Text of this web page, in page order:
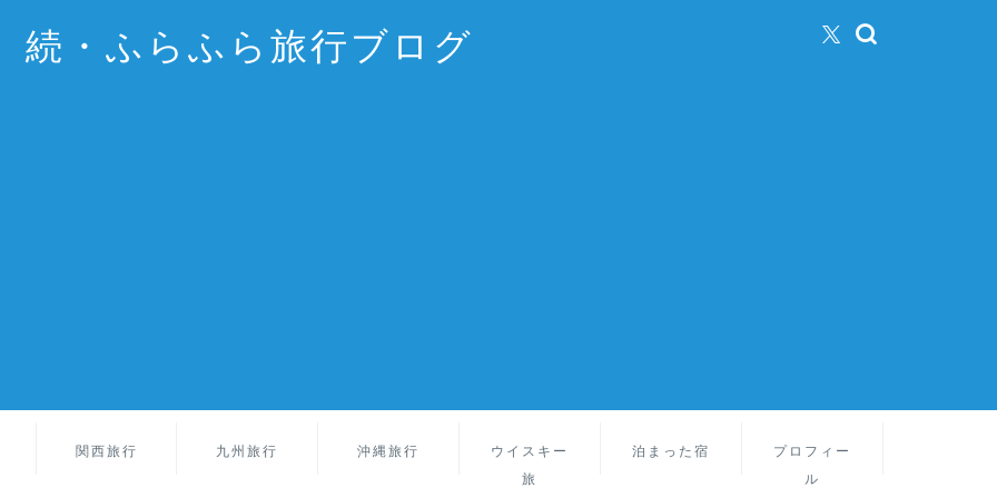
続・ふらふら旅行ブログ
関西旅行 九州旅行 沖縄旅行
ウイスキー
旅
泊まった宿
プロフィー
ル